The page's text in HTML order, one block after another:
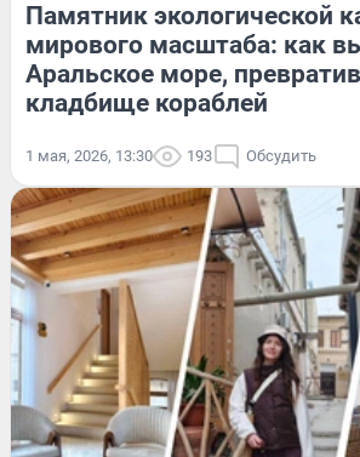
Памятник экологической
мирового масштаба: как
Аральское море,
кладбище кораблей
1 мая, 2026, 13:30 193 Обсудить